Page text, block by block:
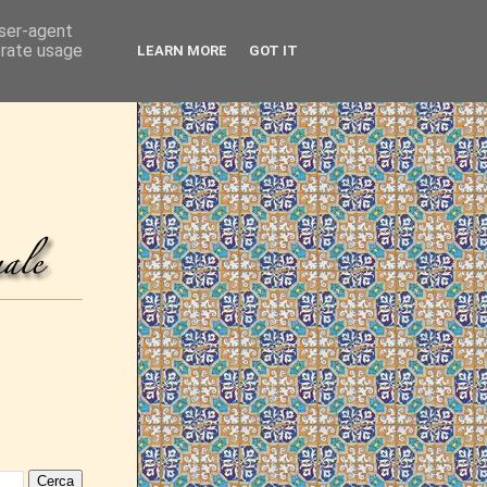
agent
usage
LEARN MORE GOT IT